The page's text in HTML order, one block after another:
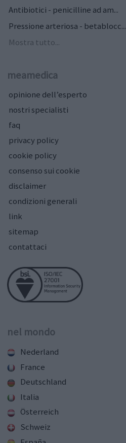
Antibiotici - penicilline ad am...
Pressione arteriosa - betablocc...
Mostra tutto...
meamedica
opinione dell’esperto
nostri specialisti
faq
privacy policy
cookie policy
consenso sui cookie
disclaimer
condizioni generali
link
sitemap
contattaci
nel mondo
Nederland
France
Deutschland
Italia
Österreich
Schweiz